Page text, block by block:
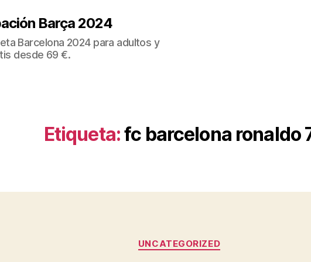
Barça 2024
Barcelona 2024 para adultos y
desde 69 €.
Etiqueta:fc barcelona ronaldo
Categorías
UNCATEGORIZED